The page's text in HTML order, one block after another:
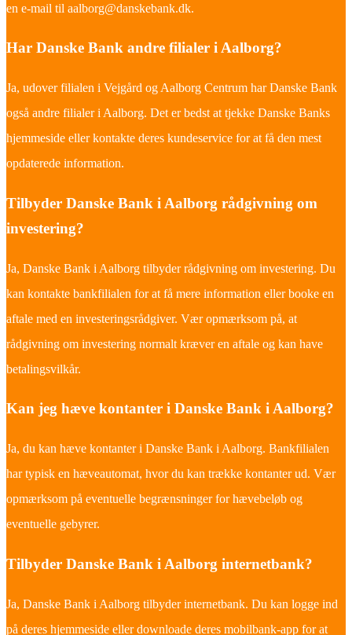
en e-mail til aalborg@danskebank.dk.
Har Danske Bank andre filialer i Aalborg?
Ja, udover filialen i Vejgård og Aalborg Centrum har Danske Bank
også andre filialer i Aalborg. Det er bedst at tjekke Danske Banks
hjemmeside eller kontakte deres kundeservice for at få den mest
opdaterede information.
Tilbyder Danske Bank i Aalborg rådgivning om
investering?
Ja, Danske Bank i Aalborg tilbyder rådgivning om investering. Du
kan kontakte bankfilialen for at få mere information eller booke en
aftale med en investeringsrådgiver. Vær opmærksom på, at
rådgivning om investering normalt kræver en aftale og kan have
betalingsvilkår.
Kan jeg hæve kontanter i Danske Bank i Aalborg?
Ja, du kan hæve kontanter i Danske Bank i Aalborg. Bankfilialen
har typisk en hæveautomat, hvor du kan trække kontanter ud. Vær
opmærksom på eventuelle begrænsninger for hævebeløb og
eventuelle gebyrer.
Tilbyder Danske Bank i Aalborg internetbank?
Ja, Danske Bank i Aalborg tilbyder internetbank. Du kan logge ind
på deres hjemmeside eller downloade deres mobilbank-app for at